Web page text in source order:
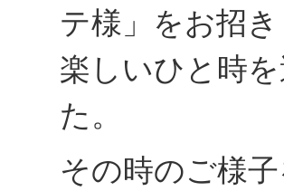
テ様」をお招
楽しいひと時
た。
その時のご様